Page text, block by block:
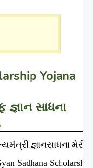
Yojana
સાધના
જ્ઞાનસાધના
Sadhana